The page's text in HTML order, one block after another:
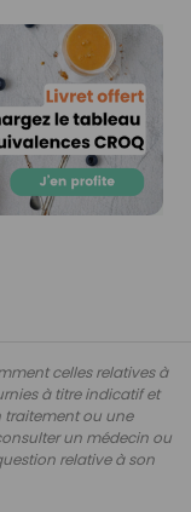
celles relatives à
à titre indicatif et
ou une
un médecin ou
relative à son